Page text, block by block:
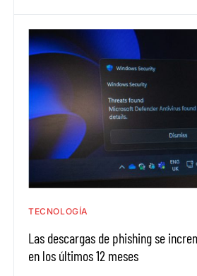
TECNOLOGÍA
Las descargas de phishing se
en los últimos 12 meses